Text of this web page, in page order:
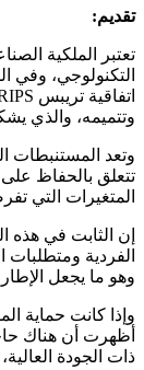
تقديم:
تعتبر الملكية
التكنولوجي، وفي
وتتميمه، والذي
وتعد المستنبطات
تتعلق بالحفاظ على
المتغيرات التي
إن الثابت في هذه
الفردية
وهو ما يجعل
أظهرت أن هناك
ذات الجودة